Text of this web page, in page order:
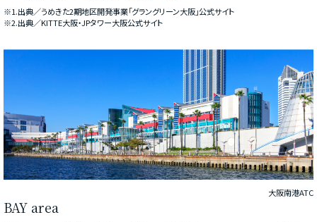
※1.出典／うめきた2期地区開発事業「グラングリーン大阪」公式サイト
※2.出典／KITTE大阪・JPタワー大阪公式サイト
大阪南港ATC
BAY area